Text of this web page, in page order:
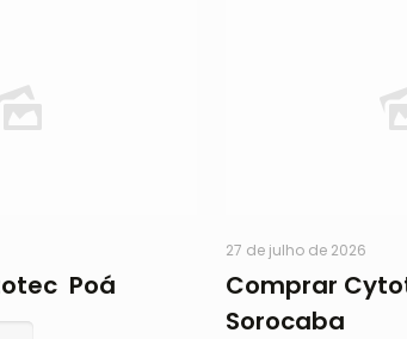
Poá
27 de julho de 2026
Comprar
Sorocaba